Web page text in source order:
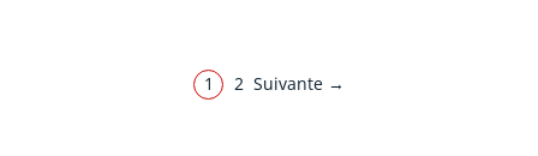
1 2 Suivante →